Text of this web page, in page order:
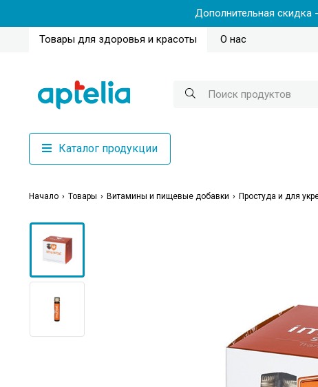
Дополнительная скидка
Товары для здоровья и красоты О нас
Каталог продукции
Начало Товары Витамины и пищевые добавки Простуда и для